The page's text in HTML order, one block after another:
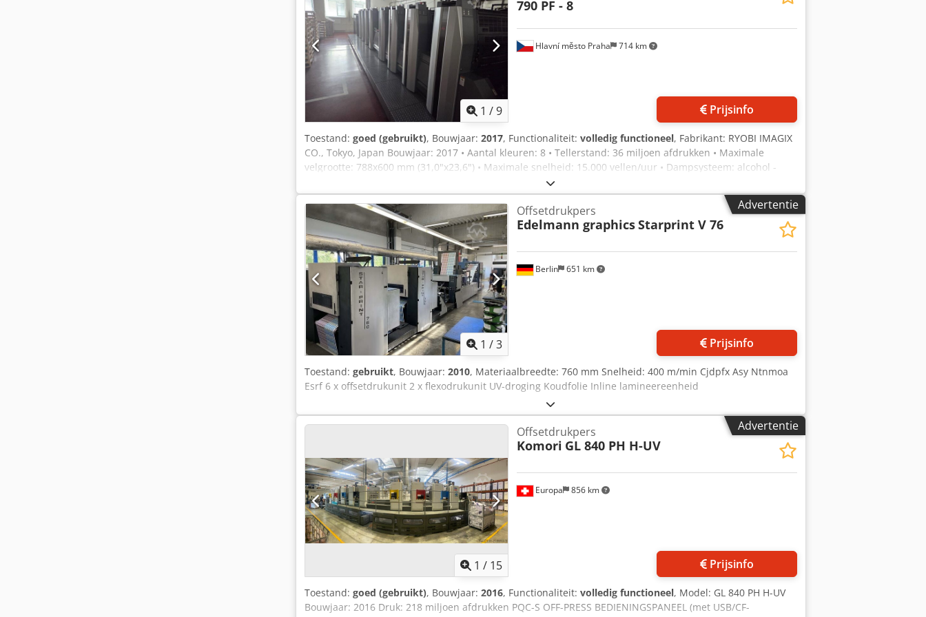
1 /9
Hlavní město Praha 714 km
790 PF - 8
Prijsinfo
Toestand: goed (gebruikt), Bouwjaar: 2017, Functionaliteit: volledig functioneel, Fabrikant: RYOBI IMAGIX
CO., Tokyo, Japan Bouwjaar: 2017 • Aantal kleuren: 8 • Tellerstand: 36 miljoen afdrukken • Maximale
velgrootte: 788x600 mm (31,0"x23,6") • Maximale snelheid: 15.000 vellen/uur • Dampsysteem: alcohol -
Ryobi matic • Koeling: Technotrans Alpha C • Omkeerinrichting: 8+0 / 4+4 • Afstandsbediening: inktbakken
en register - Ryobi PCS-G • Plaatinvoer: automatisch - Ryobi semi-RPC • Automatisch wassen:
inktbakcilinders, tegenpers, offsetdekens, offsetplaten • Stapelaar: hoog • poederinrichting • zijgeleiding
met presetsysteem • antistatisch apparaat • dubbelveldetector: ultrasoon en mechanisch • Ryobi D matic •
PDS-E Spectro jet • Beschikbaar per 28-7-2026 • Reden van verkoop: bedrijfsbeëindiging Csdpfsy Snwhsx
Aa Esrf Technische staat: functioneel, onderhoudsstatus en slijtage in verhouding tot de leeftijd, goed
onderhouden Niet in dagelijkse productie, maar kan op afspraak werkend worden getoond.
Advertentie
1 /3
Berlin 651 km
Offsetdrukpers
Edelmann graphicsStarprint V 76
Prijsinfo
Toestand: gebruikt, Bouwjaar: 2010, Materiaalbreedte: 760 mm Snelheid: 400 m/min Cjdpfx Asy Ntnmoa
Esrf 6 x offsetdrukunit 2 x flexodrukunit UV-droging Koudfolie Inline lamineereenheid
Advertentie
1 / 15
Europa 856 km
Offsetdrukpers
Komori GL 840 PH H-UV
Prijsinfo
Toestand: goed (gebruikt), Bouwjaar: 2016, Functionaliteit: volledig functioneel, Model: GL 840 PH H-UV
Bouwjaar: 2016 Druk: 218 miljoen afdrukken PQC-S OFF-PRESS BEDIENINGSPANEEL (met USB/CF-